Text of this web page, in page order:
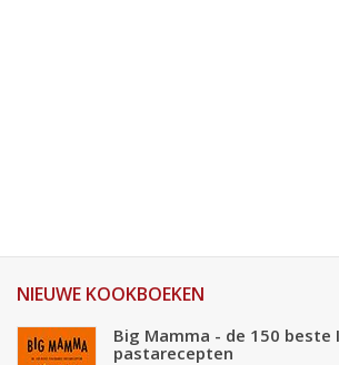
NIEUWE KOOKBOEKEN
Big Mamma - de 150 beste
pastarecepten